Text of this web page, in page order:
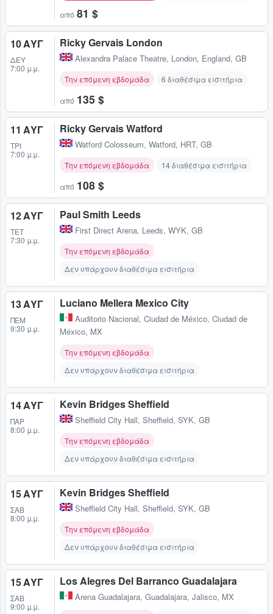
από 81 $
10 ΑΥΓ
ΔΕΥ
7:00 μ.μ.
Ricky Gervais London
Alexandra Palace Theatre, London, England, GB
Την επόμενη εβδομάδα 6 διαθέσιμα εισιτήρια
από 135 $
11 ΑΥΓ
ΤΡΊ
7:00 μ.μ.
Ricky Gervais Watford
Watford Colosseum, Watford, HRT, GB
Την επόμενη εβδομάδα 14 διαθέσιμα εισιτήρια
από 108 $
12 ΑΥΓ
ΤΕΤ
7:30 μ.μ.
Paul Smith Leeds
First Direct Arena, Leeds, WYK, GB
Την επόμενη εβδομάδα
Δεν υπάρχουν διαθέσιμα εισιτήρια
13 ΑΥΓ
ΠΈΜ
9:30 μ.μ.
Luciano Mellera Mexico City
Auditorio Nacional, Ciudad de México, Ciudad de
México, MX
Την επόμενη εβδομάδα
Δεν υπάρχουν διαθέσιμα εισιτήρια
14 ΑΥΓ
ΠΑΡ
8:00 μ.μ.
Kevin Bridges Sheffield
Sheffield City Hall, Sheffield, SYK, GB
Την επόμενη εβδομάδα
Δεν υπάρχουν διαθέσιμα εισιτήρια
15 ΑΥΓ
ΣΆΒ
8:00 μ.μ.
Kevin Bridges Sheffield
Sheffield City Hall, Sheffield, SYK, GB
Την επόμενη εβδομάδα
Δεν υπάρχουν διαθέσιμα εισιτήρια
15 ΑΥΓ
ΣΆΒ
9:00 μ.μ.
Los Alegres Del Barranco Guadalajara
Arena Guadalajara, Guadalajara, Jalisco, MX